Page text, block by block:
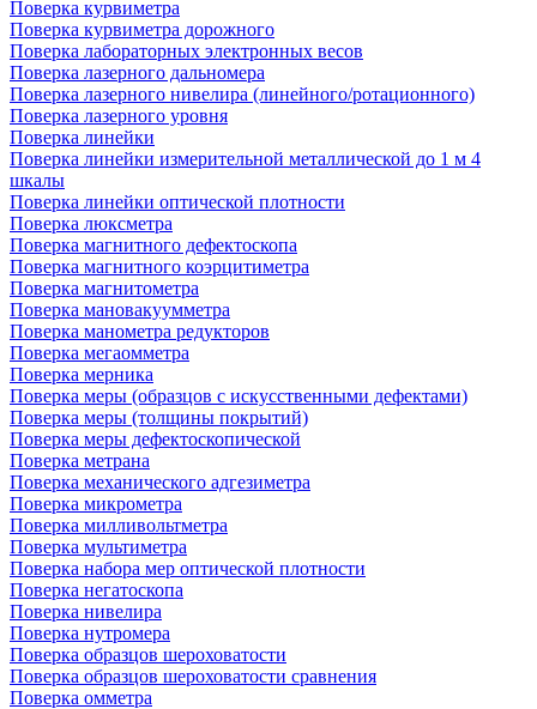
Поверка курвиметра
Поверка курвиметра дорожного
Поверка лабораторных электронных весов
Поверка лазерного дальномера
Поверка лазерного нивелира (линейного/ротационного)
Поверка лазерного уровня
Поверка линейки
Поверка линейки измерительной металлической до 1 м 4
шкалы
Поверка линейки оптической плотности
Поверка люксметра
Поверка магнитного дефектоскопа
Поверка магнитного коэрцитиметра
Поверка магнитометра
Поверка мановакуумметра
Поверка манометра редукторов
Поверка мегаомметра
Поверка мерника
Поверка меры (образцов с искусственными дефектами)
Поверка меры (толщины покрытий)
Поверка меры дефектоскопической
Поверка метрана
Поверка механического адгезиметра
Поверка микрометра
Поверка милливольтметра
Поверка мультиметра
Поверка набора мер оптической плотности
Поверка негатоскопа
Поверка нивелира
Поверка нутромера
Поверка образцов шероховатости
Поверка образцов шероховатости сравнения
Поверка омметра